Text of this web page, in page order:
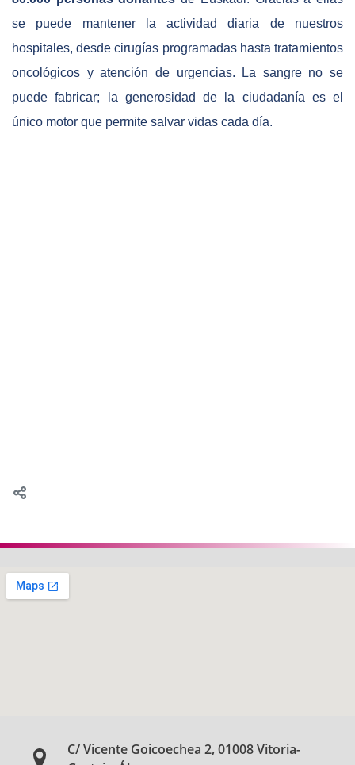
se puede mantener la actividad diaria de nuestros
hospitales, desde cirugías programadas hasta tratamientos
oncológicos y atención de urgencias. La sangre no se
puede fabricar; la generosidad de la ciudadanía es el
único motor que permite salvar vidas cada día.
C/ Vicente Goicoechea 2, 01008 Vitoria-